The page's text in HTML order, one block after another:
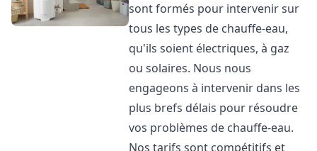
sont formés pour intervenir sur
tous les types de chauffe-eau,
qu'ils soient électriques, à gaz
ou solaires. Nous nous
engageons à intervenir dans les
plus brefs délais pour résoudre
vos problèmes de chauffe-eau.
Nos tarifs sont compétitifs et